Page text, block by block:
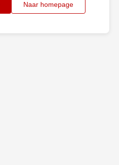
Naar homepage